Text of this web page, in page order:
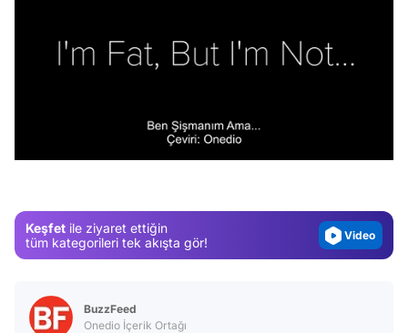
Keşfet ile ziyaret ettiğin
tüm kategorileri tek akışta gör!
Video
BuzzFeed
Onedio İçerik Ortağı